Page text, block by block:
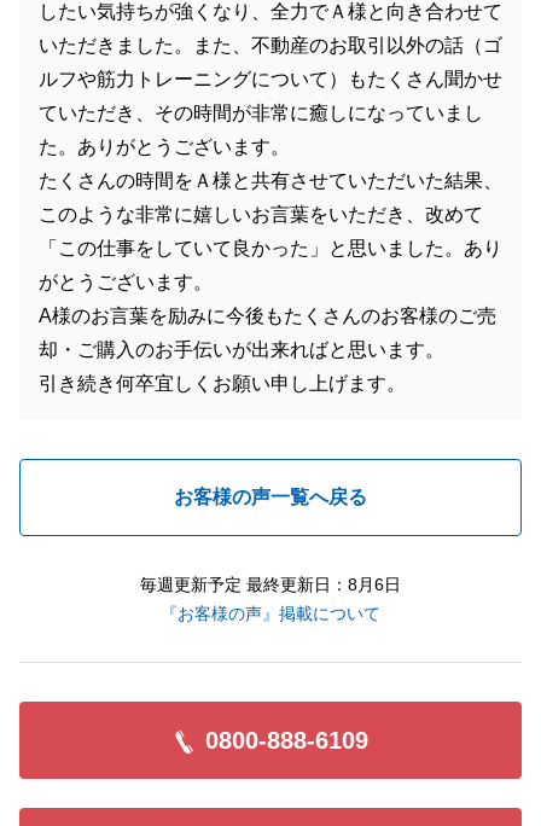
したい気持ちが強くなり、全力でＡ様と向き合わせて
いただきました。また、不動産のお取引以外の話（ゴ
ルフや筋力トレーニングについて）もたくさん聞かせ
ていただき、その時間が非常に癒しになっていまし
た。ありがとうございます。
たくさんの時間をＡ様と共有させていただいた結果、
このような非常に嬉しいお言葉をいただき、改めて
「この仕事をしていて良かった」と思いました。あり
がとうございます。
A様のお言葉を励みに今後もたくさんのお客様のご売
却・ご購入のお手伝いが出来ればと思います。
引き続き何卒宜しくお願い申し上げます。
お客様の声一覧へ戻る
毎週更新予定 最終更新日：8月6日
『お客様の声』掲載について
0800-888-6109